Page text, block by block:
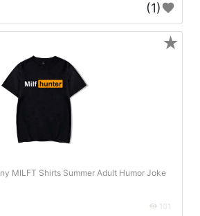
(1)
MILFT Shirts Summer Adult Humor Joke
101
★